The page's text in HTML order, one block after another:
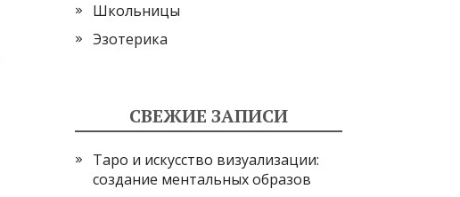
Школьницы
Эзотерика
СВЕЖИЕ ЗАПИСИ
Таро и искусство визуализации:
создание ментальных образов